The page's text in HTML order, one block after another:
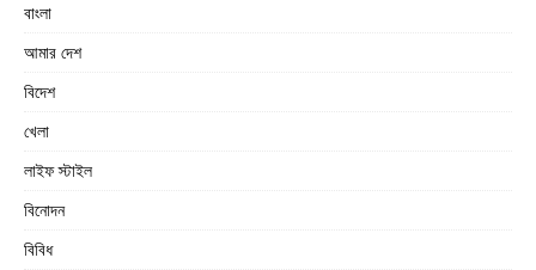
বাংলা
আমার দেশ
বিদেশ
খেলা
লাইফ স্টাইল
বিনোদন
বিবিধ